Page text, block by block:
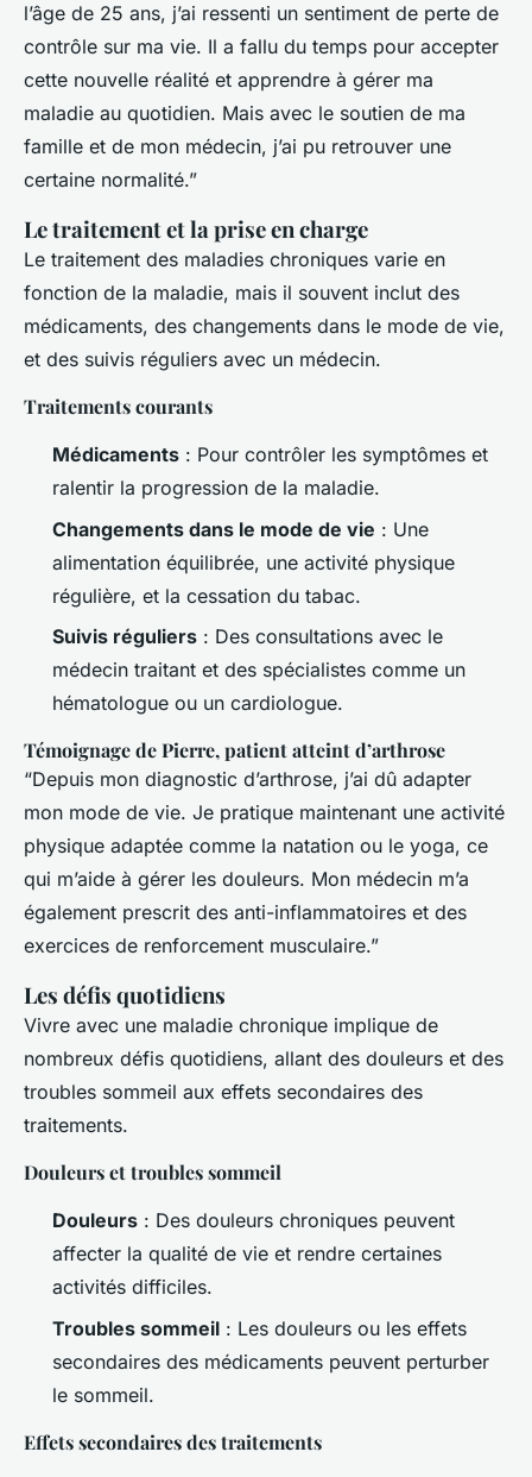
l’âge de 25 ans, j’ai ressenti un sentiment de perte de
contrôle sur ma vie. Il a fallu du temps pour accepter
cette nouvelle réalité et apprendre à gérer ma
maladie au quotidien. Mais avec le soutien de ma
famille et de mon médecin, j’ai pu retrouver une
certaine normalité.”
Le traitement et la prise en charge
Le traitement des maladies chroniques varie en
fonction de la maladie, mais il souvent inclut des
médicaments, des changements dans le mode de vie,
et des suivis réguliers avec un médecin.
Traitements courants
Médicaments : Pour contrôler les symptômes et
ralentir la progression de la maladie.
Changements dans le mode de vie : Une
alimentation équilibrée, une activité physique
régulière, et la cessation du tabac.
Suivis réguliers : Des consultations avec le
médecin traitant et des spécialistes comme un
hématologue ou un cardiologue.
Témoignage de Pierre, patient atteint d’arthrose
“Depuis mon diagnostic d’arthrose, j’ai dû adapter
mon mode de vie. Je pratique maintenant une activité
physique adaptée comme la natation ou le yoga, ce
qui m’aide à gérer les douleurs. Mon médecin m’a
également prescrit des anti-inflammatoires et des
exercices de renforcement musculaire.”
Les défis quotidiens
Vivre avec une maladie chronique implique de
nombreux défis quotidiens, allant des douleurs et des
troubles sommeil aux effets secondaires des
traitements.
Douleurs et troubles sommeil
Douleurs : Des douleurs chroniques peuvent
affecter la qualité de vie et rendre certaines
activités difficiles.
Troubles sommeil : Les douleurs ou les effets
secondaires des médicaments peuvent perturber
le sommeil.
Effets secondaires des traitements